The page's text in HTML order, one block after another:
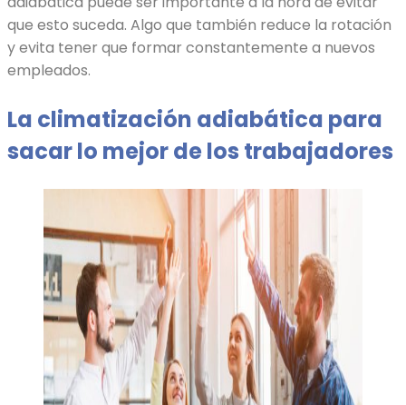
que esto suceda. Algo que también reduce la rotación
y evita tener que formar constantemente a nuevos
empleados.
La climatización adiabática para
sacar lo mejor de los trabajadores